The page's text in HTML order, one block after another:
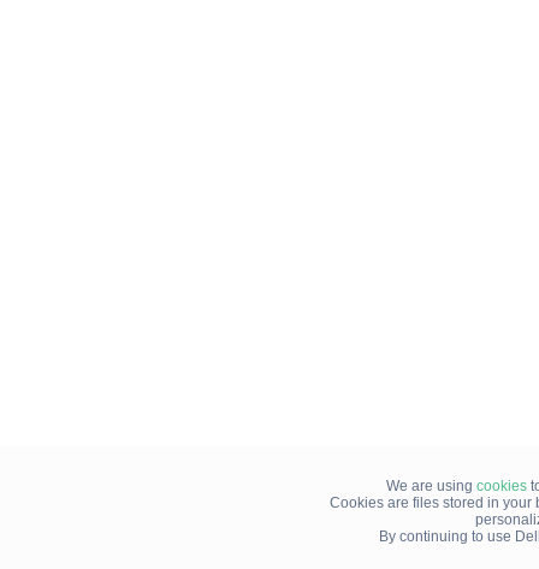
We are using cookies
Cookies are files stored in your
By continuing to use